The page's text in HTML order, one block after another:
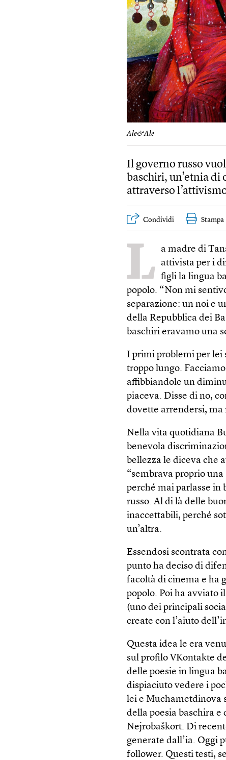
Ale&Ale
Il governo russo
baschiri, un’etnia di
attraverso
Condividi Stampa
L
a madre di
attivista per i
figli la lingua
popolo. “Non mi
separazione: un noi e
della Repubblica dei
baschiri eravamo una
I primi problemi per lei
troppo lungo.
affibbiandole un
piaceva. Disse di no,
dovette arrendersi, ma
Nella vita quotidiana
benevola
bellezza le diceva che
“sembrava proprio
perché mai parlasse in
russo. Al di là delle
inaccettabili, perché
un’altra.
Essendosi scontrata
punto ha deciso di
facoltà di cinema e ha
popolo. Poi ha avviato
(uno dei principali
create con l’aiuto
Questa idea le era
sul profilo VKontakte
delle poesie in lingua
dispiaciuto vedere i
lei e Muchametdinova
della poesia baschira
Nejrobaškort. Di
generate dall’ia. Oggi
follower. Questi testi,